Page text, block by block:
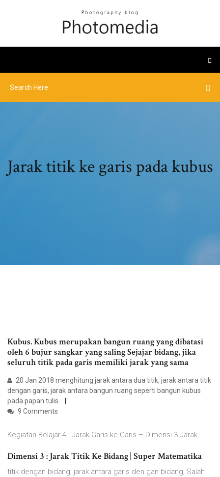
Jarak titik ke garis pada kubus
Kubus. Kubus merupakan bangun ruang yang dibatasi
oleh 6 bujur sangkar yang saling Sejajar bidang, jika
seluruh titik pada garis memiliki jarak yang sama
20 Jan 2018 menghitung jarak antara dua titik, jarak antara titik
dengan garis, jarak antara bangun ruang seperti bangun kubus
pada papan tulis.
9 Comments
Kegiatan Belajar-4 : Jarak Garis ke Garis – Dimensi 3-Jarak
Dimensi 3 : Jarak Titik Ke Bidang | Super Matematika
titik dengan bidang, jarak antara garis den gan bidang, Salah